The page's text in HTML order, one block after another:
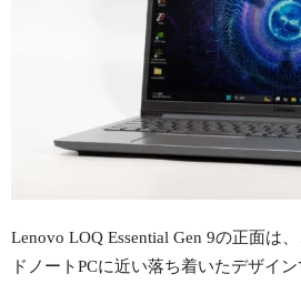
Lenovo LOQ Essential Gen 9の正面は
ドノートPCに近い落ち着いたデザイ